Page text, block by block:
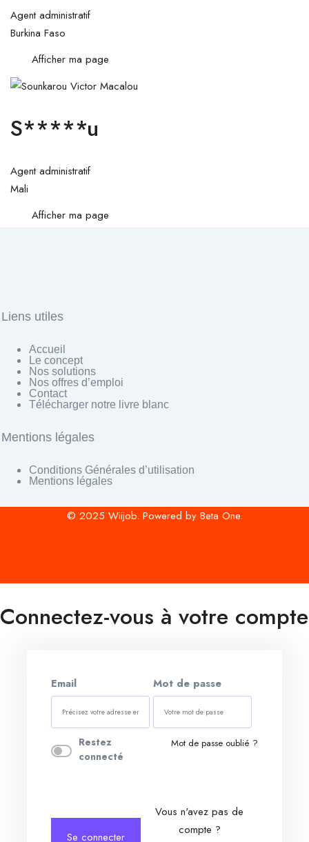
Agent administratif
Burkina Faso
Afficher ma page
S*****u
Agent administratif
Mali
Afficher ma page
Liens utiles
Accueil
Le concept
Nos solutions
Nos offres d’emploi
Contact
Télécharger notre livre blanc
Mentions légales
Conditions Générales d’utilisation
Mentions légales
© 2025 Wiijob. Powered by Beta One.
Connectez-vous à votre compte
Email Mot de passe
Restez
connecté
Mot de passe oublié ?
Se connecter
Vous n'avez pas de
compte ?